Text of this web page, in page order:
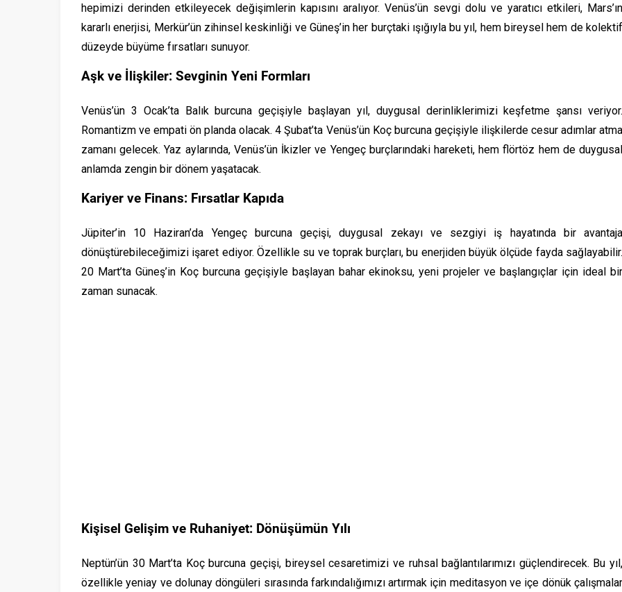
hepimizi derinden etkileyecek değişimlerin kapısını aralıyor. Venüs’ün sevgi dolu ve yaratıcı etkileri, Mars’ın
kararlı enerjisi, Merkür’ün zihinsel keskinliği ve Güneş’in her burçtaki ışığıyla bu yıl, hem bireysel hem de kolektif
düzeyde büyüme fırsatları sunuyor.
Aşk ve İlişkiler: Sevginin Yeni Formları
Venüs’ün 3 Ocak’ta Balık burcuna geçişiyle başlayan yıl, duygusal derinliklerimizi keşfetme şansı veriyor.
Romantizm ve empati ön planda olacak. 4 Şubat’ta Venüs’ün Koç burcuna geçişiyle ilişkilerde cesur adımlar atma
zamanı gelecek. Yaz aylarında, Venüs’ün İkizler ve Yengeç burçlarındaki hareketi, hem flörtöz hem de duygusal
anlamda zengin bir dönem yaşatacak.
Kariyer ve Finans: Fırsatlar Kapıda
Jüpiter’in 10 Haziran’da Yengeç burcuna geçişi, duygusal zekayı ve sezgiyi iş hayatında bir avantaja
dönüştürebileceğimizi işaret ediyor. Özellikle su ve toprak burçları, bu enerjiden büyük ölçüde fayda sağlayabilir.
20 Mart’ta Güneş’in Koç burcuna geçişiyle başlayan bahar ekinoksu, yeni projeler ve başlangıçlar için ideal bir
zaman sunacak.
Kişisel Gelişim ve Ruhaniyet: Dönüşümün Yılı
Neptün’ün 30 Mart’ta Koç burcuna geçişi, bireysel cesaretimizi ve ruhsal bağlantılarımızı güçlendirecek. Bu yıl,
özellikle yeniay ve dolunay döngüleri sırasında farkındalığımızı artırmak için meditasyon ve içe dönük çalışmalar